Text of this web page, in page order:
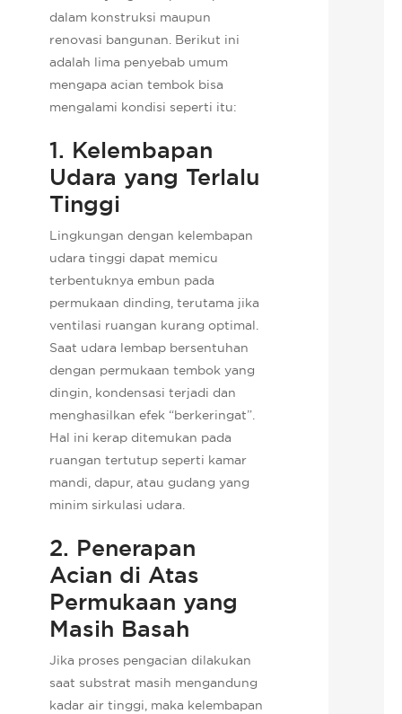
dalam konstruksi maupun
renovasi bangunan. Berikut ini
adalah lima penyebab umum
mengapa acian tembok bisa
mengalami kondisi seperti itu:
1. Kelembapan
Udara yang Terlalu
Tinggi
Lingkungan dengan kelembapan
udara tinggi dapat memicu
terbentuknya embun pada
permukaan dinding, terutama jika
ventilasi ruangan kurang optimal.
Saat udara lembap bersentuhan
dengan permukaan tembok yang
dingin, kondensasi terjadi dan
menghasilkan efek “berkeringat”.
Hal ini kerap ditemukan pada
ruangan tertutup seperti kamar
mandi, dapur, atau gudang yang
minim sirkulasi udara.
2. Penerapan
Acian di Atas
Permukaan yang
Masih Basah
Jika proses pengacian dilakukan
saat substrat masih mengandung
kadar air tinggi, maka kelembapan